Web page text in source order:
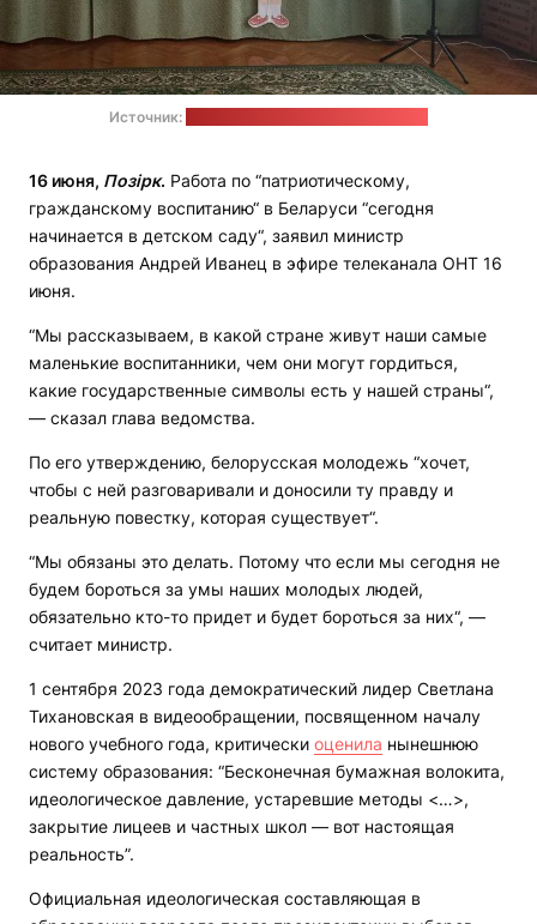
Источник:
16 июня, Позірк. Работа по “патриотическому,
гражданскому воспитанию“ в Беларуси “сегодня
начинается в детском саду“, заявил министр
образования Андрей Иванец в эфире телеканала ОНТ 16
июня.
“Мы рассказываем, в какой стране живут наши самые
маленькие воспитанники, чем они могут гордиться,
какие государственные символы есть у нашей страны“,
— сказал глава ведомства.
По его утверждению, белорусская молодежь “хочет,
чтобы с ней разговаривали и доносили ту правду и
реальную повестку, которая существует“.
“Мы обязаны это делать. Потому что если мы сегодня не
будем бороться за умы наших молодых людей,
обязательно кто-то придет и будет бороться за них“, —
считает министр.
1 сентября 2023 года демократический лидер Светлана
Тихановская в видеообращении, посвященном началу
нового учебного года, критически оценила нынешнюю
систему образования: “Бесконечная бумажная волокита,
идеологическое давление, устаревшие методы <…>,
закрытие лицеев и частных школ — вот настоящая
реальность”.
Официальная идеологическая составляющая в